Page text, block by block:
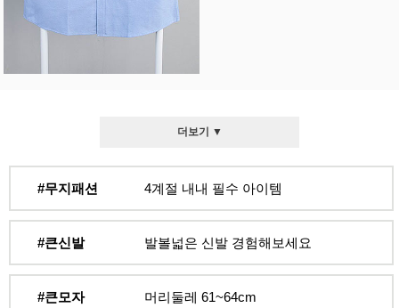
더보기 ▼
#무지패션 4계절 내내 필수 아이템
#큰신발 발볼넓은 신발 경험해보세요
#큰모자 머리둘레 61~64cm